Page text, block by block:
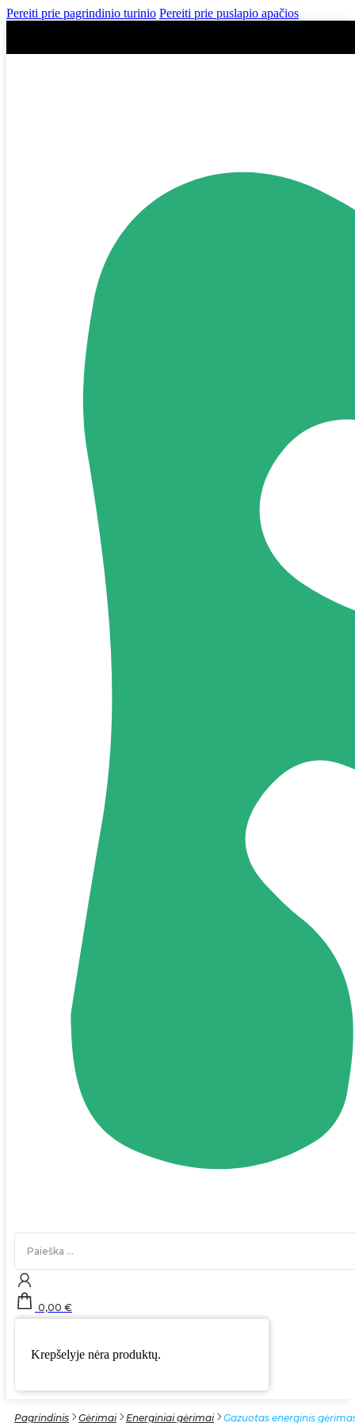
Pereiti prie pagrindinio turinio Pereiti prie puslapio apačios
Search
0,00 €
Krepšelyje nėra produktų.
Pagrindinis Gėrimai Energiniai gėrimai Gazuotas energinis